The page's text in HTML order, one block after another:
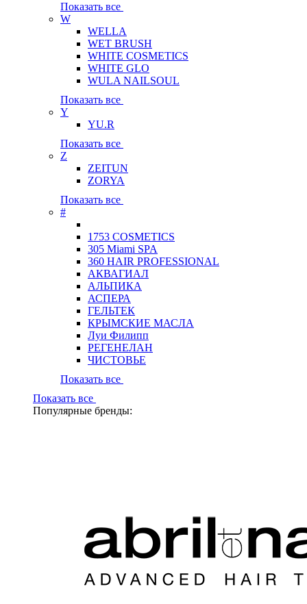
Показать все
W
WELLA
WET BRUSH
WHITE COSMETICS
WHITE GLO
WULA NAILSOUL
Показать все
Y
YU.R
Показать все
Z
ZEITUN
ZORYA
Показать все
#
1753 COSMETICS
305 Miami SPA
360 HAIR PROFESSIONAL
АКВАГИАЛ
АЛЬПИКА
АСПЕРА
ГЕЛЬТЕК
КРЫМСКИЕ МАСЛА
Луи Филипп
РЕГЕНЕЛАН
ЧИСТОВЬЕ
Показать все
Показать все
Популярные бренды: